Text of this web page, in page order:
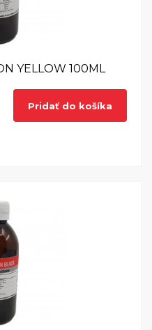
YELLOW 100ML
Pridať do košíka